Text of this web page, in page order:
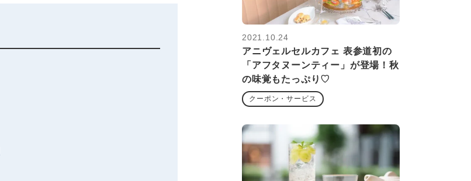
2021.10.24
アニヴェルセルカフェ 表参道初の
「アフタヌーンティー」が登場！秋
の味覚もたっぷり♡
クーポン・サービス